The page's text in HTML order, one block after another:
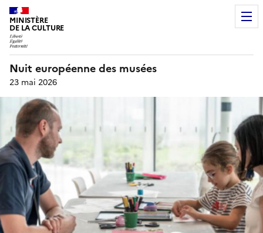
MINISTÈRE
DE LA CULTURE
Nuit européenne des musées
23 mai 2026